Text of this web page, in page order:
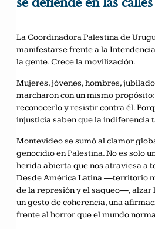
se defiende en las calles
La Coordinadora Palestina de
manifestarse frente a la
la gente. Crece la movilización.
Mujeres, jóvenes, hombres,
marcharon con un mismo
reconocerlo y resistir contra él.
injusticia saben que la indiferencia
Montevideo se sumó al clamor
genocidio en Palestina. No es solo
herida abierta que nos atraviesa a
Desde América Latina —territorio
de la represión y el saqueo—, alzar
un gesto de coherencia, una
frente al horror que el mundo